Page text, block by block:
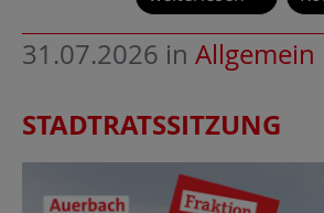
31.07.2026 in Allgemein
STADTRATSSITZUNG